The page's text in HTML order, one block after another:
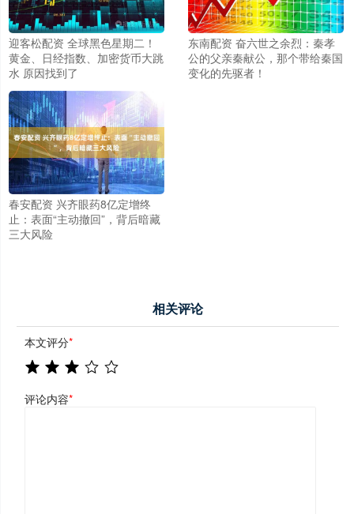
迎客松配资 全球黑色星期二！
黄金、日经指数、加密货币大跳
水 原因找到了
东南配资 奋六世之余烈：秦孝
公的父亲秦献公，那个带给秦国
变化的先驱者！
春安配资 兴齐眼药8亿定增终
止：表面“主动撤回”，背后暗藏
三大风险
相关评论
本文评分*
评论内容*